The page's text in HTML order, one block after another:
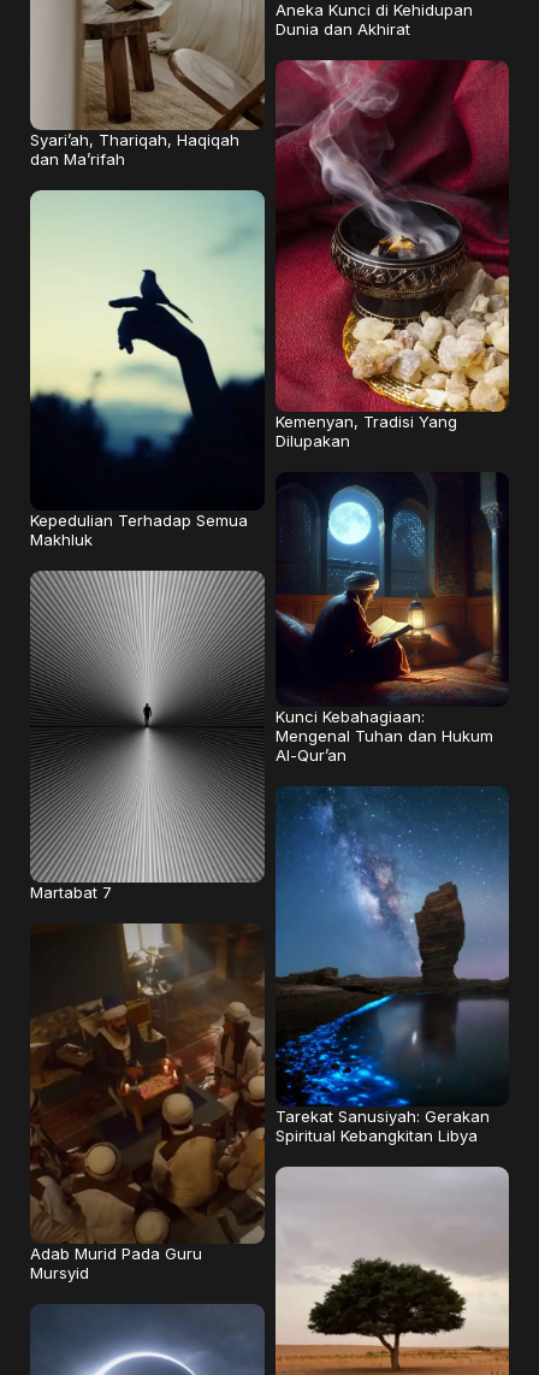
Syari’ah, Thariqah, Haqiqah
dan Ma’rifah
Aneka Kunci di Kehidupan
Dunia dan Akhirat
Kepedulian Terhadap Semua
Makhluk
Kemenyan, Tradisi Yang
Dilupakan
Martabat 7
Kunci Kebahagiaan:
Mengenal Tuhan dan Hukum
Al-Qur’an
Adab Murid Pada Guru
Mursyid
Tarekat Sanusiyah: Gerakan
Spiritual Kebangkitan Libya